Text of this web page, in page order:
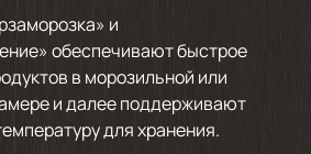
и
обеспечивают быстрое
в морозильной или
и далее поддерживают
для хранения.